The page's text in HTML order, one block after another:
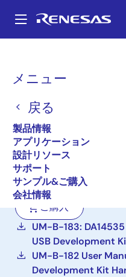
ン
メニュー
戻る
製品情報
アプリケーション
設計リソース
サポート
サンプル&ご購入
会社情報
パ
く
ず
SmartBond
Bluetooth
SoC USB開
DA14535-
アクティブ
ご購入
UM-B-183:
USB Development
UM-B-182 User
Development Kit